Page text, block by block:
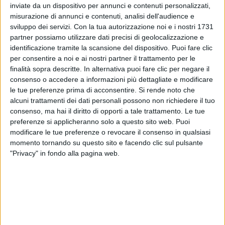
inviate da un dispositivo per annunci e contenuti personalizzati,
misurazione di annunci e contenuti, analisi dell'audience e
sviluppo dei servizi. Con la tua autorizzazione noi e i nostri 1731
partner possiamo utilizzare dati precisi di geolocalizzazione e
identificazione tramite la scansione del dispositivo. Puoi fare clic
per consentire a noi e ai nostri partner il trattamento per le
finalità sopra descritte. In alternativa puoi fare clic per negare il
consenso o accedere a informazioni più dettagliate e modificare
le tue preferenze prima di acconsentire. Si rende noto che
alcuni trattamenti dei dati personali possono non richiedere il tuo
consenso, ma hai il diritto di opporti a tale trattamento. Le tue
preferenze si applicheranno solo a questo sito web. Puoi
modificare le tue preferenze o revocare il consenso in qualsiasi
momento tornando su questo sito e facendo clic sul pulsante
"Privacy" in fondo alla pagina web.
2005 e contiene 13
, compresa una serie di
hit come(Tanto)³,Mi fido di teeFalla girare , oltre
alla traccia fantasmaBuon sangue.
#IORESTOACASA - JOVANOTTI A RADIO
ITALIA LIVE SPECIALE MAI STATO SINGLE